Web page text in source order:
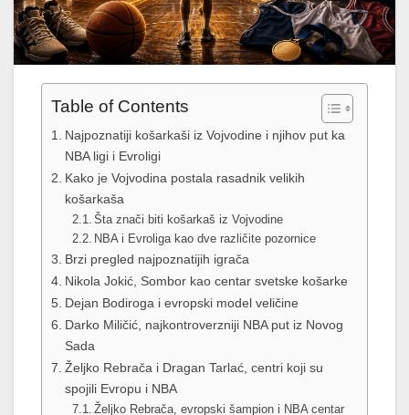
Table of Contents
Najpoznatiji košarkaši iz Vojvodine i njihov put ka
NBA ligi i Evroligi
Kako je Vojvodina postala rasadnik velikih
košarkaša
Šta znači biti košarkaš iz Vojvodine
NBA i Evroliga kao dve različite pozornice
Brzi pregled najpoznatijih igrača
Nikola Jokić, Sombor kao centar svetske košarke
Dejan Bodiroga i evropski model veličine
Darko Miličić, najkontroverzniji NBA put iz Novog
Sada
Željko Rebrača i Dragan Tarlać, centri koji su
spojili Evropu i NBA
Željko Rebrača, evropski šampion i NBA centar